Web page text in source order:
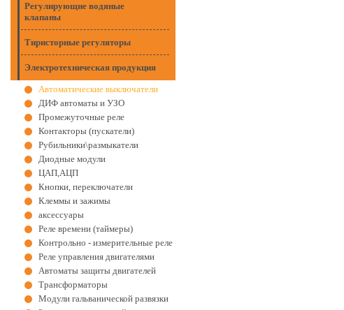
Регулирующие водяные
клапаны
Тиристорные регуляторы
Электротехническая продукция
Автоматические выключатели
ДИФ автоматы и УЗО
Промежуточные реле
Контакторы (пускатели)
Рубильники\размыкатели
Диодные модули
ЦАП,АЦП
Кнопки, переключатели
Клеммы и зажимы
аксессуары
Реле времени (таймеры)
Контрольно - измерительные реле
Реле управления двигателями
Автоматы защиты двигателей
Трансформаторы
Модули гальванической развязки